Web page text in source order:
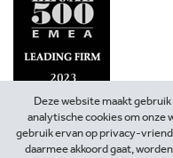
Deze website maakt
analytische cookies om onze
gebruik ervan op privacy-
daarmee akkoord gaat,